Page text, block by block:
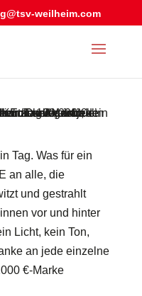
weilheim.com
Tag. Was für ein
an alle, die
und gestrahlt
vor und hinter
Licht, kein Ton,
an jede einzelne
€-Marke